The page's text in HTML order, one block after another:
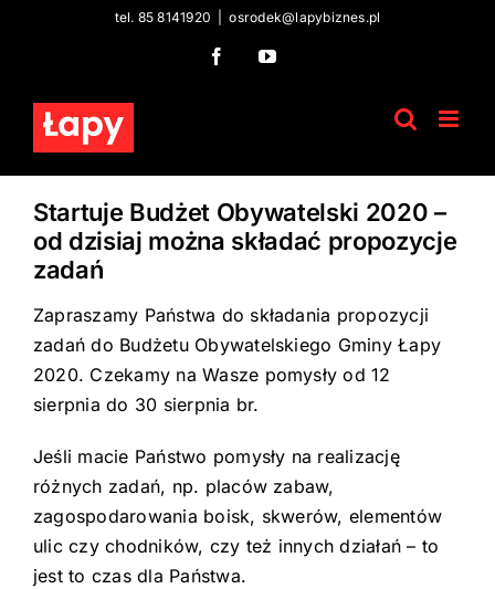
tel. 85 8141920 osrodek@lapybiznes.pl
FacebookYouTube
Startuje Budżet Obywatelski 2020 –
od dzisiaj można składać propozycje
zadań
Zapraszamy Państwa do składania propozycji
zadań do Budżetu Obywatelskiego Gminy Łapy
2020. Czekamy na Wasze pomysły od 12
sierpnia do 30 sierpnia br.
Jeśli macie Państwo pomysły na realizację
różnych zadań, np. placów zabaw,
zagospodarowania boisk, skwerów, elementów
ulic czy chodników, czy też innych działań – to
jest to czas dla Państwa.